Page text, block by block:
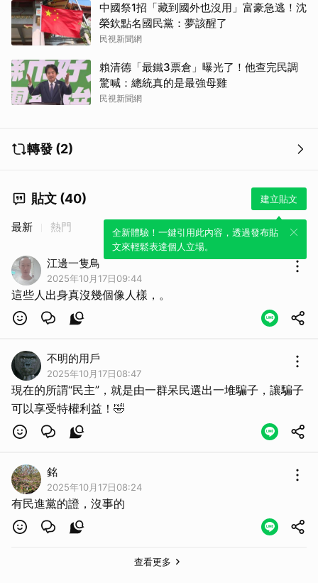
中國祭1招「藏到國外也沒用」富豪急逃！沈
榮欽點名國民黨：夢該醒了
民視新聞網
賴清德「最鐵3票倉」曝光了！他查完民調
驚喊：總統真的是最強母雞
民視新聞網
轉發 (2)
貼文 (40) 建立貼文
全新體驗！一鍵引用此內容，透過發布貼
文來輕鬆表達個人立場。
最新 熱門
江邊一隻鳥
2025年10月17日09:44
這些人出身真沒幾個像人樣，。
不明的用戶
2025年10月17日08:47
現在的所謂“民主”，就是由一群呆民選出一堆騙子，讓騙子
可以享受特權利益！🤣
銘
2025年10月17日08:24
有民進黨的證，沒事的
查看更多
取消